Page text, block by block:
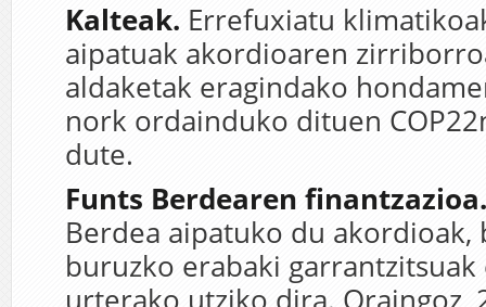
Kalteak. Errefuxiatu
aipatuak akordioaren
aldaketak eragindako
nork ordainduko dituen
dute.
Funts Berdearen finantzazioa.
Berdea aipatuko du akordioak,
buruzko erabaki